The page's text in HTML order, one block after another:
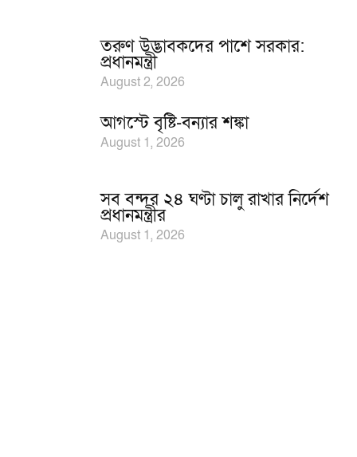
তরুণ উদ্ভাবকদের পাশে সরকার:
প্রধানমন্ত্রী
August 2, 2026
আগস্টে বৃষ্টি-বন্যার শঙ্কা
August 1, 2026
সব বন্দর ২৪ ঘণ্টা চালু রাখার নির্দেশ
প্রধানমন্ত্রীর
August 1, 2026